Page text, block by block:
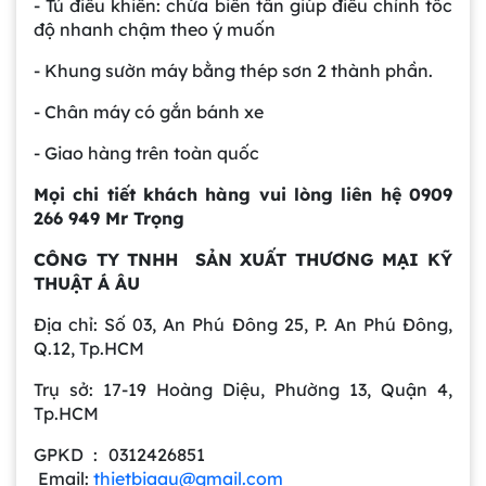
- Tủ điều khiển: chứa biến tần giúp điều chỉnh tốc
độ nhanh chậm theo ý muốn
- Khung sườn máy bằng thép sơn 2 thành phần.
- Chân máy có gắn bánh xe
- Giao hàng trên toàn quốc
Mọi chi tiết khách hàng vui lòng liên hệ 0909
266 949 Mr Trọng
CÔNG TY TNHH SẢN XUẤT THƯƠNG MẠI KỸ
THUẬT Á ÂU
Địa chỉ: Số 03, An Phú Đông 25, P. An Phú Đông,
Q.12, Tp.HCM
Trụ sở: 17-19 Hoàng Diệu, Phường 13, Quận 4,
Tp.HCM
GPKD : 0312426851
Email: thietbiaau@gmail.com
tại công ty Á Âu
Bồn khuấy công nghiệp là gì? Ứng dụng, cấu
tạo và cách chọn mua hiệu quả
Bồn Khuấy Phụ Gia Sơn - Giải Pháp Tối Ưu
Cho Ngành Sơn Phủ
Dự án máy khuấy trộn bồn bể công nghiệp
Bồn khuấy thực phẩm 8000 lít là gì? Cấu tạo,
Trong ngành chế biến thực phẩm hiện
và an toàn vệ sinh luôn là yếu tố hàng
đầu. Bồn khuấy thực phẩm 8000 lít
Bồn khuấy sơn là gì? Cấu tạo và nguyên lý